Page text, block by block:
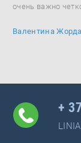
очень важно
программного...
Валентина
+